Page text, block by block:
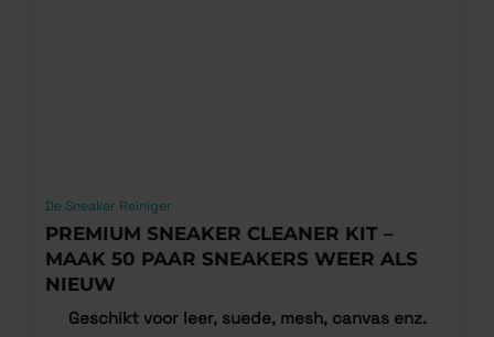
De Sneaker Reiniger
PREMIUM SNEAKER CLEANER KIT –
MAAK 50 PAAR SNEAKERS WEER ALS
NIEUW
Geschikt voor leer, suede, mesh, canvas enz.